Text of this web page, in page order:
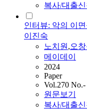
복사/대출신
인터뷰: 악의 이
이진숙
노치원,오
메이데이
2024
Paper
Vol.270 No.-
원문보기
복사/대출신